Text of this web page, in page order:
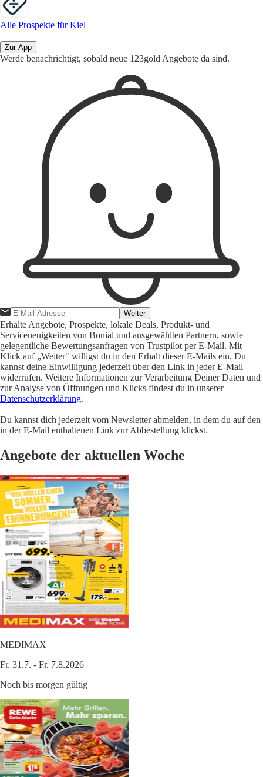
Alle Prospekte für Kiel
Zur App
Werde benachrichtigt, sobald neue 123gold Angebote da sind.
Weiter
Erhalte Angebote, Prospekte, lokale Deals, Produkt- und
Serviceneuigkeiten von Bonial und ausgewählten Partnern, sowie
gelegentliche Bewertungsanfragen von Trustpilot per E-Mail. Mit
Klick auf „Weiter" willigst du in den Erhalt dieser E-Mails ein. Du
kannst deine Einwilligung jederzeit über den Link in jeder E-Mail
widerrufen. Weitere Informationen zur Verarbeitung Deiner Daten und
zur Analyse von Öffnungen und Klicks findest du in unserer
Datenschutzerklärung.
Du kannst dich jederzeit vom Newsletter abmelden, in dem du auf den
in der E-Mail enthaltenen Link zur Abbestellung klickst.
Angebote der aktuellen Woche
MEDIMAX
Fr. 31.7. - Fr. 7.8.2026
Noch bis morgen gültig